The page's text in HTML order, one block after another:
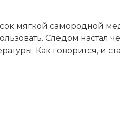
мягкой самородной
Следом настал
Как говорится, и